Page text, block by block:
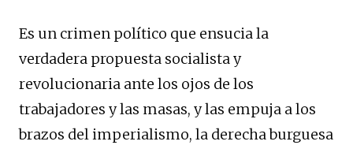
Es un crimen político que ensucia la
verdadera propuesta socialista y
revolucionaria ante los ojos de los
trabajadores y las masas, y las empuja a los
brazos del imperialismo, la derecha burguesa